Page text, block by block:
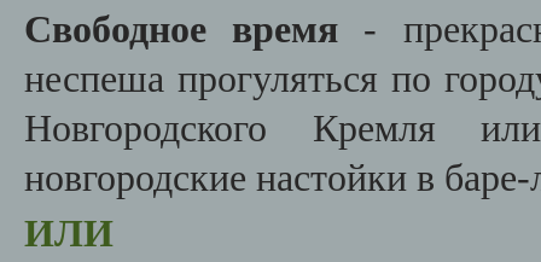
Свободное время -
неспеша прогуляться по
Новгородского Кремля
новгородские настойки в
ИЛИ